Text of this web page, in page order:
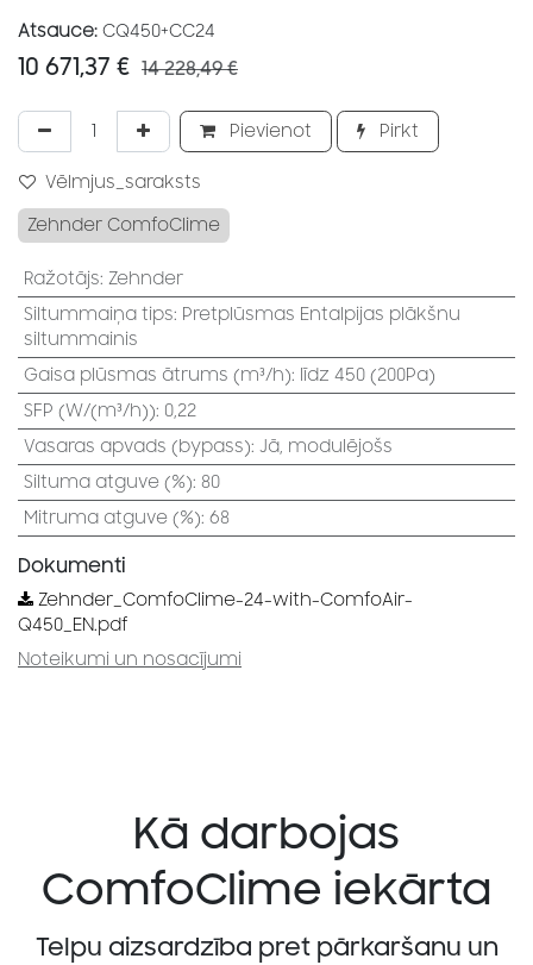
Atsauce: CQ450+CC24
10 671,37 € 14 228,49€
Pievienot Pirkt
Vēlmjus_saraksts
Zehnder ComfoClime
Ražotājs: Zehnder
Siltummaiņa tips: Pretplūsmas Entalpijas plākšnu
siltummainis
Gaisa plūsmas ātrums (m³/h): līdz 450 (200Pa)
SFP (W/(m³/h)): 0,22
Vasaras apvads (bypass): Jā, modulējošs
Siltuma atguve (%): 80
Mitruma atguve (%): 68
Dokumenti
Zehnder_ComfoClime-24-with-ComfoAir-
Q450_EN.pdf
Noteikumi un nosacījumi
Kā darbojas
ComfoClime iekārta
Telpu aizsardzība pret pārkaršanu un